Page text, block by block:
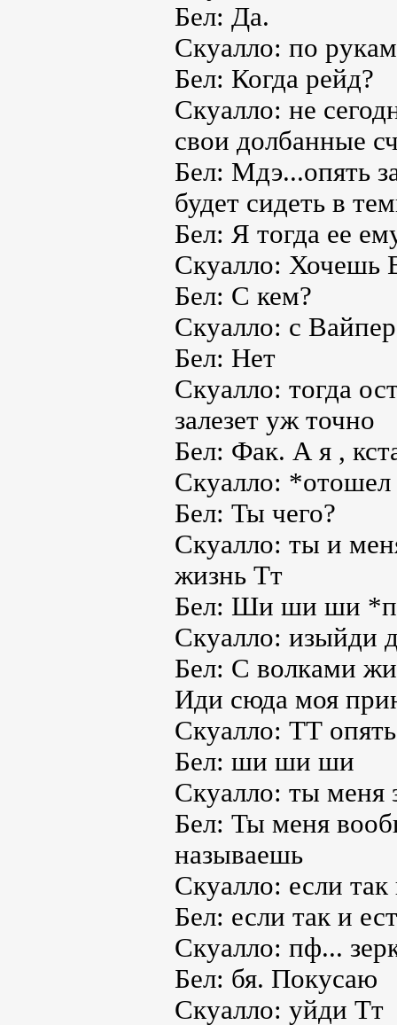
Бел: Да.
Скуалло: по
Бел: Когда рейд?
Скуалло: не
свои долбанные
Бел: Мдэ...опять
будет сидеть в
Бел: Я тогда ее
Скуалло: Хочешь
Бел: С кем?
Скуалло: с
Бел: Нет
Скуалло: тогда
залезет уж точно
Бел: Фак. А я ,
Скуалло:
Бел: Ты чего?
Скуалло: ты и
жизнь Тт
Бел: Ши ши ши
Скуалло: изыйди
Бел: С волками
Иди сюда моя
Скуалло: ТТ
Бел: ши ши ши
Скуалло: ты меня
Бел: Ты меня
называешь
Скуалло: если так
Бел: если так и
Скуалло: пф...
Бел: бя. Покусаю
Скуалло: уйди Тт